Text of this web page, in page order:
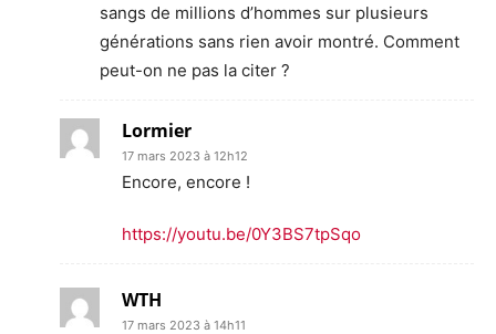
sangs de millions d’hommes sur plusieurs
générations sans rien avoir montré. Comment
peut-on ne pas la citer ?
Lormier
17 mars 2023 à 12h12
Encore, encore !
https://youtu.be/0Y3BS7tpSqo
WTH
17 mars 2023 à 14h11